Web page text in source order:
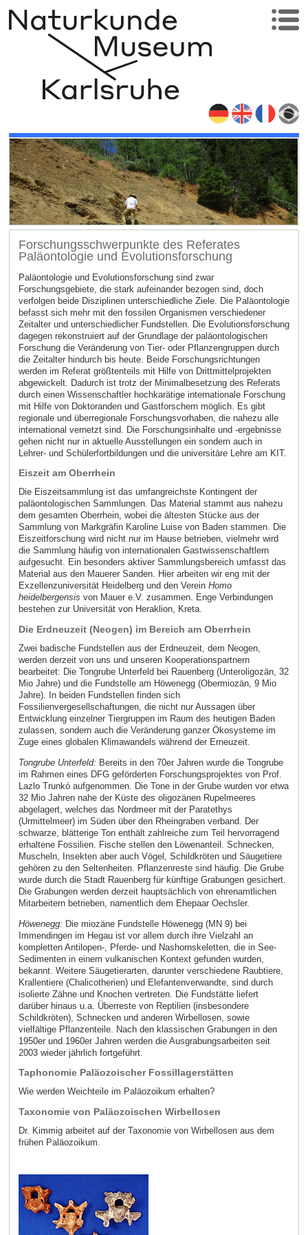
Forschungsschwerpunkte des Referates
Paläontologie und Evolutionsforschung
Paläontologie und Evolutionsforschung sind zwar
Forschungsgebiete, die stark aufeinander bezogen sind, doch
verfolgen beide Disziplinen unterschiedliche Ziele. Die Paläontologie
befasst sich mehr mit den fossilen Organismen verschiedener
Zeitalter und unterschiedlicher Fundstellen. Die Evolutionsforschung
dagegen rekonstruiert auf der Grundlage der paläontologischen
Forschung die Veränderung von Tier- oder Pflanzengruppen durch
die Zeitalter hindurch bis heute. Beide Forschungsrichtungen
werden im Referat größtenteils mit Hilfe von Drittmittelprojekten
abgewickelt. Dadurch ist trotz der Minimalbesetzung des Referats
durch einen Wissenschaftler hochkarätige internationale Forschung
mit Hilfe von Doktoranden und Gastforschern möglich. Es gibt
regionale und überregionale Forschungsvorhaben, die nahezu alle
international vernetzt sind. Die Forschungsinhalte und -ergebnisse
gehen nicht nur in aktuelle Ausstellungen ein sondern auch in
Lehrer- und Schülerfortbildungen und die universitäre Lehre am KIT.
Eiszeit am Oberrhein
Die Eiszeitsammlung ist das umfangreichste Kontingent der
paläontologischen Sammlungen. Das Material stammt aus nahezu
dem gesamten Oberrhein, wobei die ältesten Stücke aus der
Sammlung von Markgräfin Karoline Luise von Baden stammen. Die
Eiszeitforschung wird nicht nur im Hause betrieben, vielmehr wird
die Sammlung häufig von internationalen Gastwissenschaftlern
aufgesucht. Ein besonders aktiver Sammlungsbereich umfasst das
Material aus den Mauerer Sanden. Hier arbeiten wir eng mit der
Exzellenzuniversität Heidelberg und den Verein Homo
heidelbergensis von Mauer e.V. zusammen. Enge Verbindungen
bestehen zur Universität von Heraklion, Kreta.
Die Erdneuzeit (Neogen) im Bereich am Oberrhein
Zwei badische Fundstellen aus der Erdneuzeit, dem Neogen,
werden derzeit von uns und unseren Kooperationspartnern
bearbeitet: Die Tongrube Unterfeld bei Rauenberg (Unteroligozän, 32
Mio Jahre) und die Fundstelle am Höwenegg (Obermiozän, 9 Mio
Jahre). In beiden Fundstellen finden sich
Fossilienvergesellschaftungen, die nicht nur Aussagen über
Entwicklung einzelner Tiergruppen im Raum des heutigen Baden
zulassen, sondern auch die Veränderung ganzer Ökosysteme im
Zuge eines globalen Klimawandels während der Erneuzeit.
Tongrube Unterfeld: Bereits in den 70er Jahren wurde die Tongrube
im Rahmen eines DFG geförderten Forschungsprojektes von Prof.
Lazlo Trunkó aufgenommen. Die Tone in der Grube wurden vor etwa
32 Mio Jahren nahe der Küste des oligozänen Rupelmeeres
abgelagert, welches das Nordmeer mit der Paratethys
(Urmittelmeer) im Süden über den Rheingraben verband. Der
schwarze, blätterige Ton enthält zahlreiche zum Teil hervorragend
erhaltene Fossilien. Fische stellen den Löwenanteil. Schnecken,
Muscheln, Insekten aber auch Vögel, Schildkröten und Säugetiere
gehören zu den Seltenheiten. Pflanzenreste sind häufig. Die Grube
wurde durch die Stadt Rauenberg für künftige Grabungen gesichert.
Die Grabungen werden derzeit hauptsächlich von ehrenamtlichen
Mitarbeitern betrieben, namentlich dem Ehepaar Oechsler.
Höwenegg: Die miozäne Fundstelle Höwenegg (MN 9) bei
Immendingen im Hegau ist vor allem durch ihre Vielzahl an
kompletten Antilopen-, Pferde- und Nashornskeletten, die in See-
Sedimenten in einem vulkanischen Kontext gefunden wurden,
bekannt. Weitere Säugetierarten, darunter verschiedene Raubtiere,
Krallentiere (Chalicotherien) und Elefantenverwandte, sind durch
isolierte Zähne und Knochen vertreten. Die Fundstätte liefert
darüber hinaus u.a. Überreste von Reptilien (insbesondere
Schildkröten), Schnecken und anderen Wirbellosen, sowie
vielfältige Pflanzenteile. Nach den klassischen Grabungen in den
1950er und 1960er Jahren werden die Ausgrabungsarbeiten seit
2003 wieder jährlich fortgeführt.
Taphonomie Paläozoischer Fossillagerstätten
Wie werden Weichteile im Paläozoikum erhalten?
Taxonomie von Paläozoischen Wirbellosen
Dr. Kimmig arbeitet auf der Taxonomie von Wirbellosen aus dem
frühen Paläozoikum.